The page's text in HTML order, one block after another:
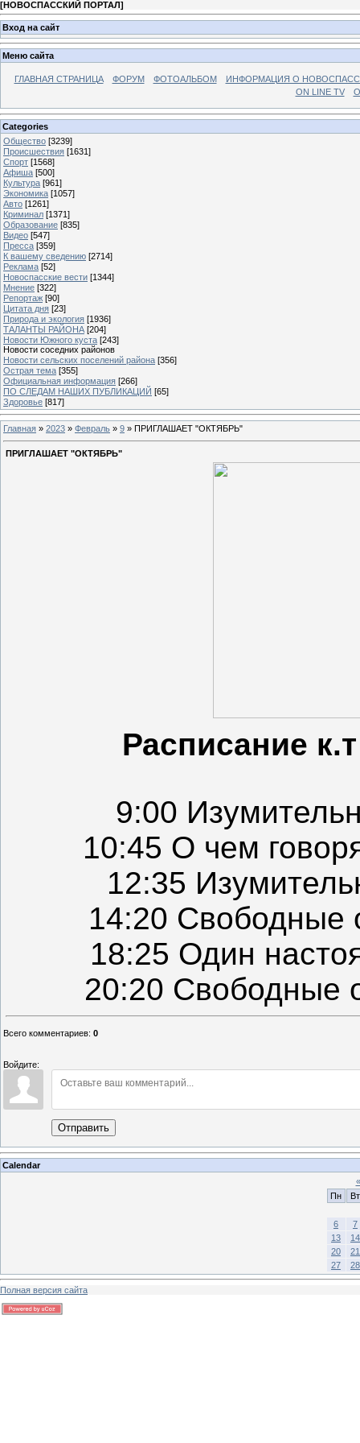
[НОВОСПАССКИЙ ПОРТАЛ]
Вход на сайт
Меню сайта
ГЛАВНАЯ СТРАНИЦА ФОРУМ ФОТОАЛЬБОМ
ИНФОРМАЦИЯ О
ON LINE TV
Categories
Общество [3239]
Происшествия [1631]
Спорт [1568]
Афиша [500]
Культура [961]
Экономика [1057]
Авто [1261]
Криминал [1371]
Образование [835]
Видео [547]
Пресса [359]
К вашему сведению [2714]
Реклама [52]
Новоспасские вести [1344]
Мнение [322]
Репортаж [90]
Цитата дня [23]
Природа и экология [1936]
ТАЛАНТЫ РАЙОНА [204]
Новости Южного куста [243]
Новости соседних районов
Новости сельских поселений района [356]
Острая тема [355]
Официальная информация [266]
ПО СЛЕДАМ НАШИХ ПУБЛИКАЦИЙ [65]
Здоровье [817]
Главная » 2023 » Февраль » 9 » ПРИГЛАШАЕТ "ОКТЯБРЬ"
ПРИГЛАШАЕТ "ОКТЯБРЬ"
Расписание
9:00
10:45 О чем
12:35
14:20 Свободные
18:25 Один
20:20 Свободные
Всего комментариев: 0
Войдите:
Отправить
Calendar
«
Пн
Вт
6
7
13
14
20
21
27
28
Полная версия сайта